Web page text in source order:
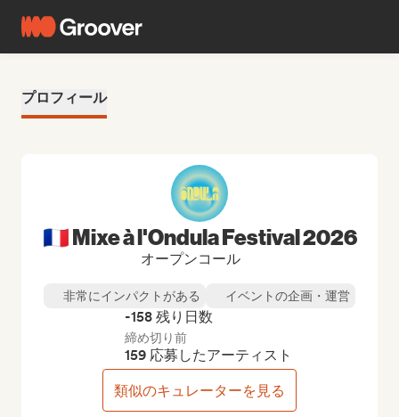
プロフィール
🇫🇷 Mixe à l'Ondula Festival 2026
オープンコール
非常にインパクトがある イベントの企画・運営
-158 残り日数
締め切り前
159 応募したアーティスト
類似のキュレーターを見る